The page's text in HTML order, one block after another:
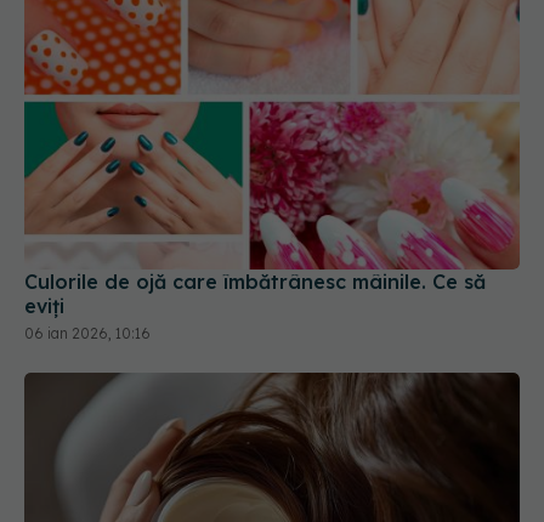
Culorile de ojă care îmbătrânesc mâinile. Ce să
06 ian 2026, 10:16